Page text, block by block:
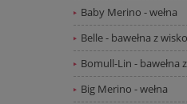
Baby Merino - wełna
Belle - bawełna z
Bomull-Lin - bawełna
Big Merino - wełna